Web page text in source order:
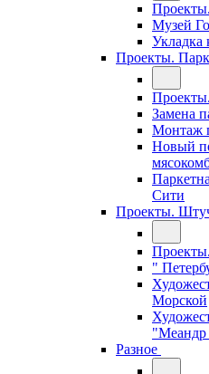
Музей
Укладка
Проекты.
Замена
Монтаж
Новый
Сити
Проекты.
"
Морской
"Меандр
Разное